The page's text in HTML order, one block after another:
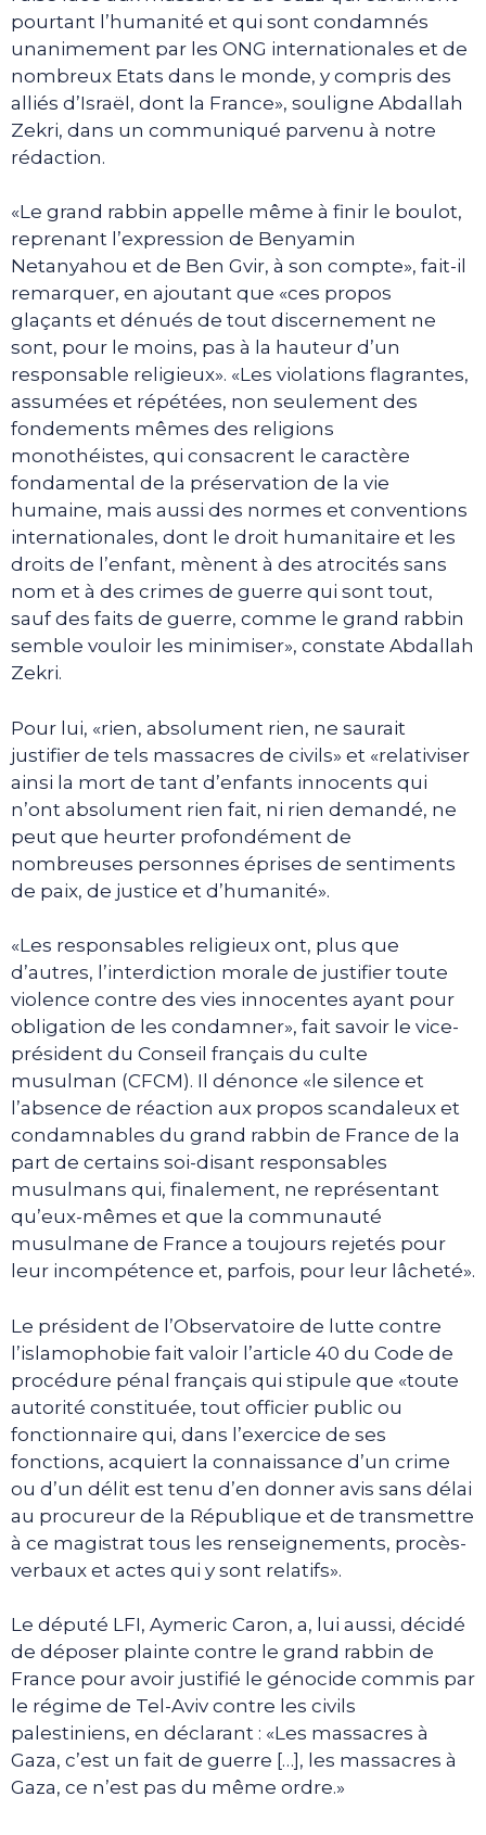
pourtant l’humanité et qui sont condamnés
unanimement par les ONG internationales et de
nombreux Etats dans le monde, y compris des
alliés d’Israël, dont la France», souligne Abdallah
Zekri, dans un communiqué parvenu à notre
rédaction.
«Le grand rabbin appelle même à finir le boulot,
reprenant l’expression de Benyamin
Netanyahou et de Ben Gvir, à son compte», fait-il
remarquer, en ajoutant que «ces propos
glaçants et dénués de tout discernement ne
sont, pour le moins, pas à la hauteur d’un
responsable religieux». «Les violations flagrantes,
assumées et répétées, non seulement des
fondements mêmes des religions
monothéistes, qui consacrent le caractère
fondamental de la préservation de la vie
humaine, mais aussi des normes et conventions
internationales, dont le droit humanitaire et les
droits de l’enfant, mènent à des atrocités sans
nom et à des crimes de guerre qui sont tout,
sauf des faits de guerre, comme le grand rabbin
semble vouloir les minimiser», constate Abdallah
Zekri.
Pour lui, «rien, absolument rien, ne saurait
justifier de tels massacres de civils» et «relativiser
ainsi la mort de tant d’enfants innocents qui
n’ont absolument rien fait, ni rien demandé, ne
peut que heurter profondément de
nombreuses personnes éprises de sentiments
de paix, de justice et d’humanité».
«Les responsables religieux ont, plus que
d’autres, l’interdiction morale de justifier toute
violence contre des vies innocentes ayant pour
obligation de les condamner», fait savoir le vice-
président du Conseil français du culte
musulman (CFCM). Il dénonce «le silence et
l’absence de réaction aux propos scandaleux et
condamnables du grand rabbin de France de la
part de certains soi-disant responsables
musulmans qui, finalement, ne représentant
qu’eux-mêmes et que la communauté
musulmane de France a toujours rejetés pour
leur incompétence et, parfois, pour leur lâcheté».
Le président de l’Observatoire de lutte contre
l’islamophobie fait valoir l’article 40 du Code de
procédure pénal français qui stipule que «toute
autorité constituée, tout officier public ou
fonctionnaire qui, dans l’exercice de ses
fonctions, acquiert la connaissance d’un crime
ou d’un délit est tenu d’en donner avis sans délai
au procureur de la République et de transmettre
à ce magistrat tous les renseignements, procès-
verbaux et actes qui y sont relatifs».
Le député LFI, Aymeric Caron, a, lui aussi, décidé
de déposer plainte contre le grand rabbin de
France pour avoir justifié le génocide commis par
le régime de Tel-Aviv contre les civils
palestiniens, en déclarant : «Les massacres à
Gaza, c’est un fait de guerre […], les massacres à
Gaza, ce n’est pas du même ordre.»